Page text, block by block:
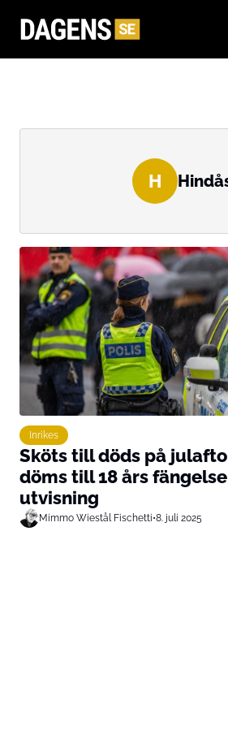
H
Inrikes
Sköts till döds på
döms till 18 års
utvisning
Mimmo Wiestål Fischetti•8. juli 2025